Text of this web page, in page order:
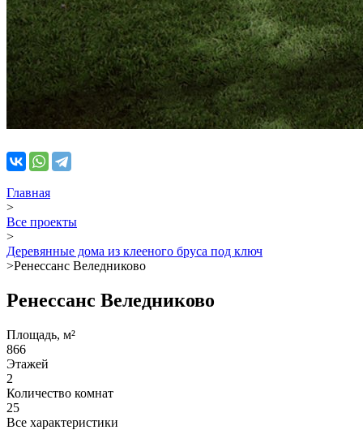
Главная
>
Все проекты
>
Деревянные дома из клееного бруса под ключ
>Ренессанс Веледниково
Ренессанс Веледниково
Площадь, м²
866
Этажей
2
Количество комнат
25
Все характеристики